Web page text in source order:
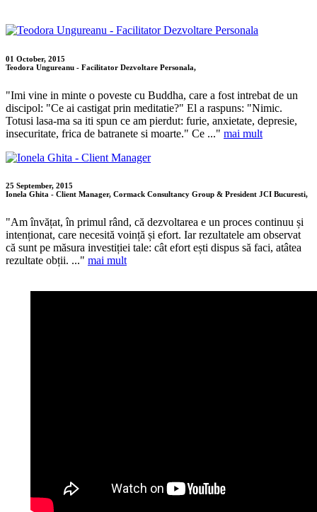
01 October, 2015
Teodora Ungureanu - Facilitator Dezvoltare Personala,
"Imi vine in minte o poveste cu Buddha, care a fost intrebat de un
discipol: "Ce ai castigat prin meditatie?" El a raspuns: "Nimic.
Totusi lasa-ma sa iti spun ce am pierdut: furie, anxietate, depresie,
insecuritate, frica de batranete si moarte." Ce ..." mai mult
25 September, 2015
Ionela Ghita - Client Manager, Cormack Consultancy Group & President JCI Bucuresti,
"Am învățat, în primul rând, că dezvoltarea e un proces continuu și
intenționat, care necesită voință și efort. Iar rezultatele am observat
că sunt pe măsura investiției tale: cât efort ești dispus să faci, atâtea
rezultate obții. ..." mai mult